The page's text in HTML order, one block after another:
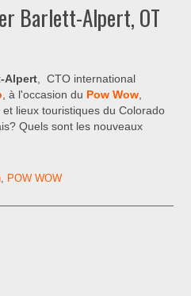
Barlett-Alpert, OT
Alpert , CTO international
, à l'occasion du Pow Wow
lieux touristiques du Colorado
Quels sont les nouveaux
POW WOW